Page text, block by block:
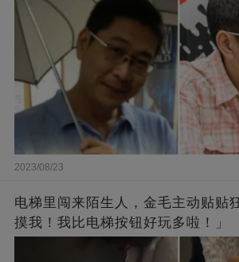
2023/08/23
电梯里闯来陌生人，金毛主动贴贴
摸我！我比电梯按钮好玩多啦！」